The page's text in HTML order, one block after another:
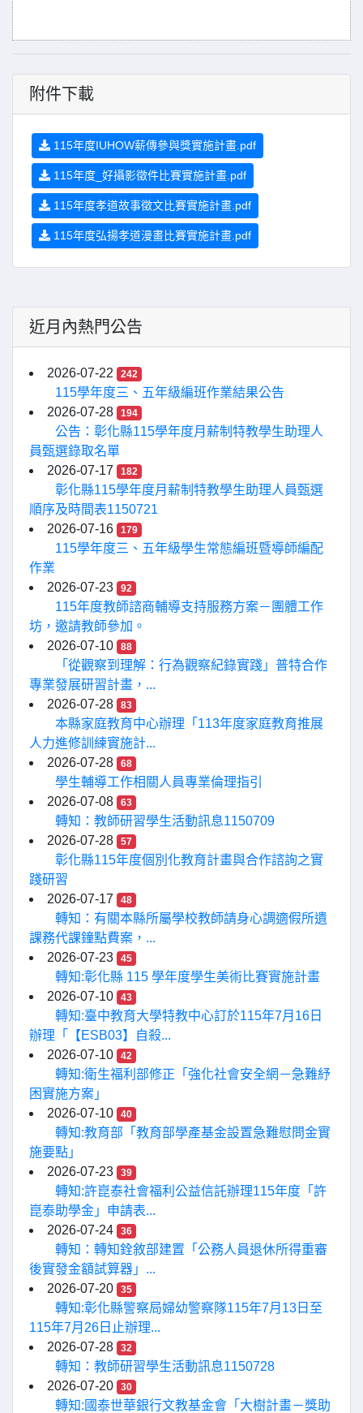
附件下載
115年度IUHOW薪傳參與獎實施計畫.pdf
115年度_好攝影徵件比賽實施計畫.pdf
115年度孝道故事徵文比賽實施計畫.pdf
115年度弘揚孝道漫畫比賽實施計畫.pdf
近月內熱門公告
2026-07-22 242
115學年度三、五年級編班作業結果公告
2026-07-28
194
公告：彰化縣115學年度月薪制特教學生助理人
員甄選錄取名單
2026-07-17
182
彰化縣115學年度月薪制特教學生助理人員甄選
順序及時間表1150721
2026-07-16
179
115學年度三、五年級學生常態編班暨導師編配
作業
2026-07-23
92
115年度教師諮商輔導支持服務方案－團體工作
坊，邀請教師參加。
2026-07-10
88
「從觀察到理解：行為觀察紀錄實踐」普特合作
專業發展研習計畫，...
2026-07-28
83
本縣家庭教育中心辦理「113年度家庭教育推展
人力進修訓練實施計...
2026-07-28
68
學生輔導工作相關人員專業倫理指引
2026-07-08
63
轉知：教師研習學生活動訊息1150709
2026-07-28
57
彰化縣115年度個別化教育計畫與合作諮詢之實
踐研習
2026-07-17
48
轉知：有關本縣所屬學校教師請身心調適假所遺
課務代課鐘點費案，...
2026-07-23
45
轉知:彰化縣 115 學年度學生美術比賽實施計畫
2026-07-10
43
轉知:臺中教育大學特教中心訂於115年7月16日
辦理「【ESB03】自殺...
2026-07-10
42
轉知:衛生福利部修正「強化社會安全網－急難紓
困實施方案」
2026-07-10
40
轉知:教育部「教育部學產基金設置急難慰問金實
施要點」
2026-07-23
39
轉知:許崑泰社會福利公益信託辦理115年度「許
崑泰助學金」申請表...
2026-07-24
36
轉知：轉知銓敘部建置「公務人員退休所得重審
後實發金額試算器」...
2026-07-20
35
轉知:彰化縣警察局婦幼警察隊115年7月13日至
115年7月26日止辦理...
2026-07-28
32
轉知：教師研習學生活動訊息1150728
2026-07-20
30
轉知:國泰世華銀行文教基金會「大樹計畫－獎助